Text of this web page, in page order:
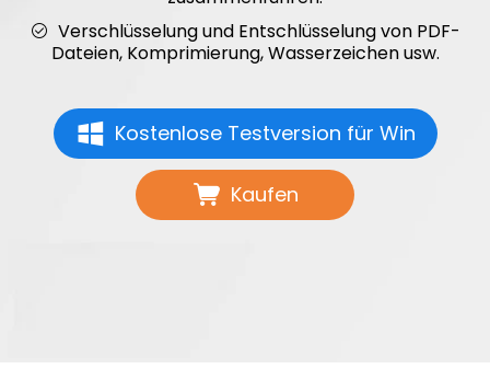
Verschlüsselung und Entschlüsselung von PDF-
Dateien, Komprimierung, Wasserzeichen usw.
Kostenlose Testversion für Win
Kaufen